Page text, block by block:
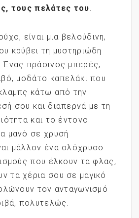
τους πελάτες του
είναι μια βελούδινη,
κρύβει τη μυστηριώδη
πράσινος μπερές,
μοδάτο καπελάκι που
κάτω από την
σου και διαπερνά με τη
και το έντονο
μανό σε χρυσή
μάλλον ένα ολόχρυσο
που έλκουν τα φλας,
τα χέρια σου σε μαγικό
τον ανταγωνισμό
πολυτελώς.